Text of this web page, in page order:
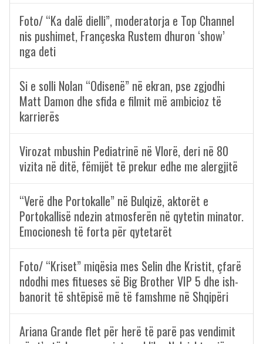
Foto/ “Ka dalë dielli”, moderatorja e Top Channel
nis pushimet, Françeska Rustem dhuron ‘show’
nga deti
Si e solli Nolan “Odisenë” në ekran, pse zgjodhi
Matt Damon dhe sfida e filmit më ambicioz të
karrierës
Virozat mbushin Pediatrinë në Vlorë, deri në 80
vizita në ditë, fëmijët të prekur edhe me alergjitë
“Verë dhe Portokalle” në Bulqizë, aktorët e
Portokallisë ndezin atmosferën në qytetin minator.
Emocionesh të forta për qytetarët
Foto/ “Kriset” miqësia mes Selin dhe Kristit, çfarë
ndodhi mes fitueses së Big Brother VIP 5 dhe ish-
banorit të shtëpisë më të famshme në Shqipëri
Ariana Grande flet për herë të parë pas vendimit